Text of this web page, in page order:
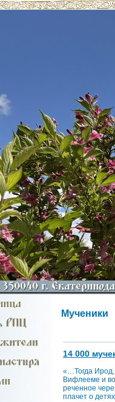
Мученики
14 000
«…Тогда Ирод,
Вифлееме и во
реченное
плачет о